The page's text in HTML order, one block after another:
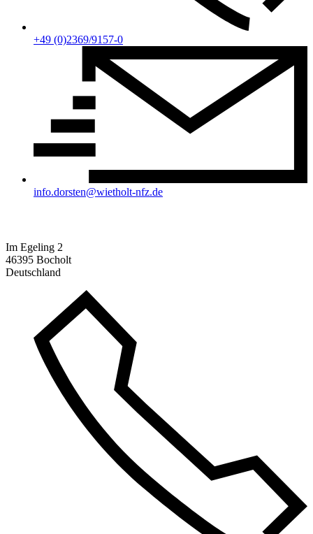
+49 (0)2369/9157-0
info.dorsten@wietholt-nfz.de
Im Egeling 2
46395 Bocholt
Deutschland